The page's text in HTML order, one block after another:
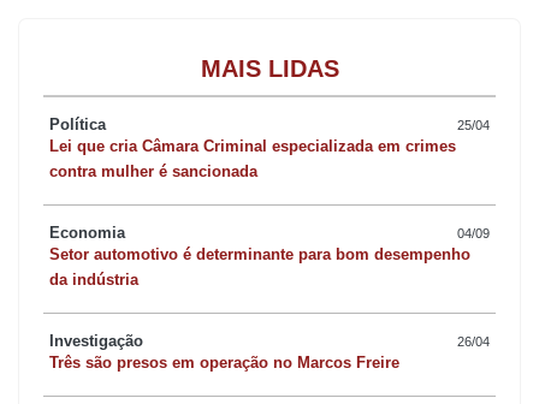
MAIS LIDAS
Política 25/04
Lei que cria Câmara Criminal especializada em crimes
contra mulher é sancionada
Economia 04/09
Setor automotivo é determinante para bom desempenho
da indústria
Investigação 26/04
Três são presos em operação no Marcos Freire